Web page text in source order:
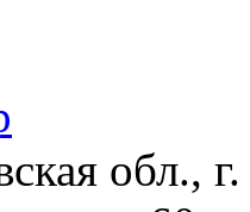
обл.,